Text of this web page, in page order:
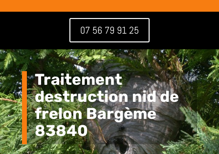
07 56 79 91 25
Traitement
destruction nid de
frelon Bargème
83840